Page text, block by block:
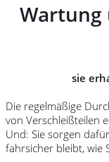
Wartung
sie
Die regelmäßige
von Verschleißteilen
Und: Sie sorgen
fahrsicher bleibt, wie